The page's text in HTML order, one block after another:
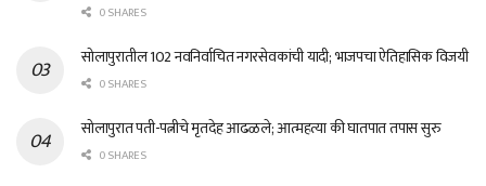
0 SHARES
सोलापुरातील 102 नवनिर्वाचित नगरसेवकांची यादी; भाजपचा ऐतिहासिक विजयी
0 SHARES
सोलापुरात पती-पत्नीचे मृतदेह आढळले; आत्महत्या की घातपात तपास सुरु
0 SHARES